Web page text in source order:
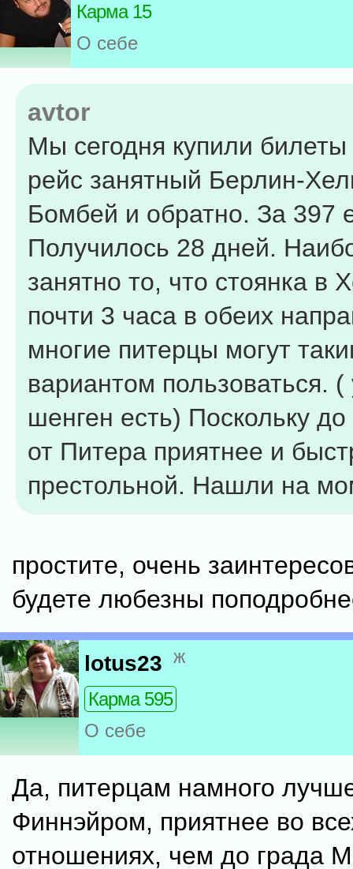
Карма 15
О себе
avtor
Мы сегодня купили
рейс занятный Берлин-
Бомбей и обратно. За 397
Получилось 28 дней.
занятно то, что стоянка в
почти 3 часа в обеих
многие питерцы могут
вариантом пользоваться. (
шенген есть) Поскольку
от Питера приятнее и
престольной. Нашли на
простите, очень
будете любезны
lotus23 ж
Карма 595
О себе
Да, питерцам намного
Финнэйром, приятнее во
отношениях, чем до града